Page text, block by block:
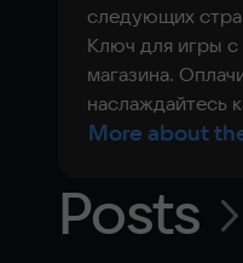
следующих
Ключ для игры с
магазина.
наслаждайтесь
More about
Posts